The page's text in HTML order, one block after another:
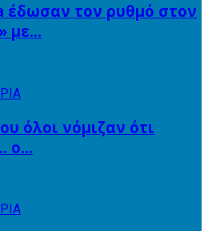
έδωσαν τον ρυθμό στον
με…
όλοι νόμιζαν ότι
ο…